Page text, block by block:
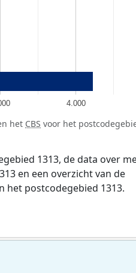
4.000
het CBS voor het
1313, de data over
en een overzicht van de
het postcodegebied 1313.